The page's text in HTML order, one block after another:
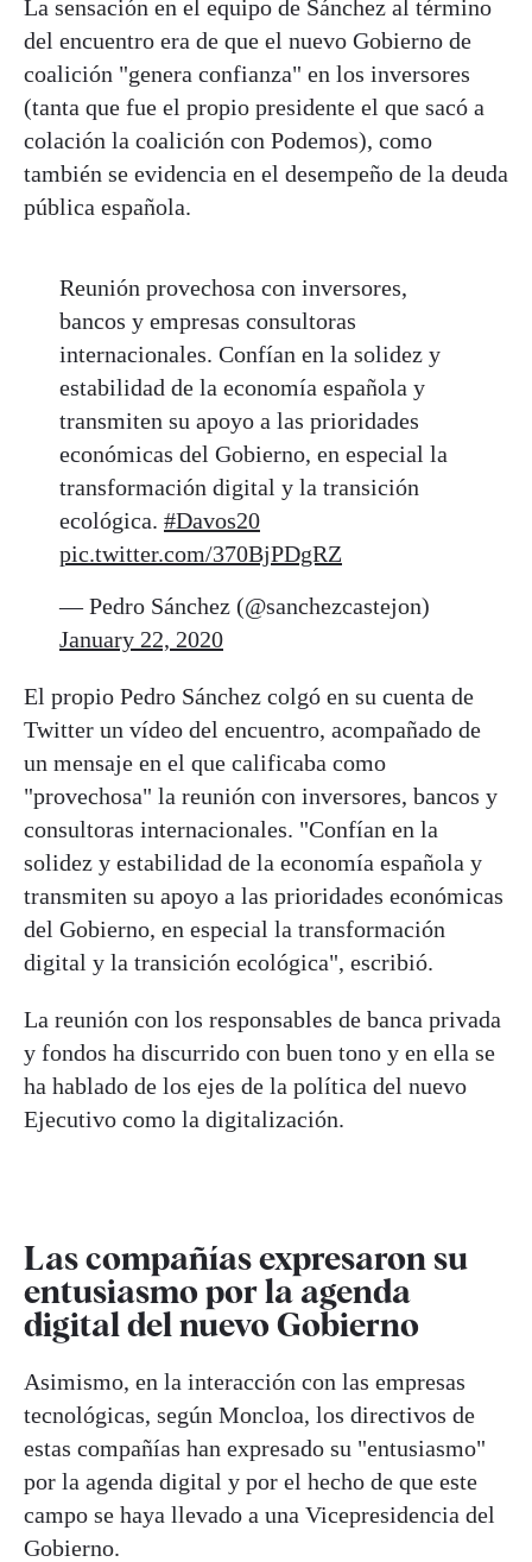
La sensación en el equipo de Sánchez al término
del encuentro era de que el nuevo Gobierno de
coalición "genera confianza" en los inversores
(tanta que fue el propio presidente el que sacó a
colación la coalición con Podemos), como
también se evidencia en el desempeño de la deuda
pública española.
Reunión provechosa con inversores,
bancos y empresas consultoras
internacionales. Confían en la solidez y
estabilidad de la economía española y
transmiten su apoyo a las prioridades
económicas del Gobierno, en especial la
transformación digital y la transición
ecológica. #Davos20
pic.twitter.com/370BjPDgRZ
— Pedro Sánchez (@sanchezcastejon)
January 22, 2020
El propio Pedro Sánchez colgó en su cuenta de
Twitter un vídeo del encuentro, acompañado de
un mensaje en el que calificaba como
"provechosa" la reunión con inversores, bancos y
consultoras internacionales. "Confían en la
solidez y estabilidad de la economía española y
transmiten su apoyo a las prioridades económicas
del Gobierno, en especial la transformación
digital y la transición ecológica", escribió.
La reunión con los responsables de banca privada
y fondos ha discurrido con buen tono y en ella se
ha hablado de los ejes de la política del nuevo
Ejecutivo como la digitalización.
Las compañías expresaron su
entusiasmo por la agenda
digital del nuevo Gobierno
Asimismo, en la interacción con las empresas
tecnológicas, según Moncloa, los directivos de
estas compañías han expresado su "entusiasmo"
por la agenda digital y por el hecho de que este
campo se haya llevado a una Vicepresidencia del
Gobierno.